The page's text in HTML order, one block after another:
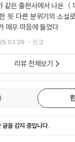
같은 출판사에서 나온
듯 다른 분위기의 소설
매우 마음에 들었다.
신고
리뷰 전체보기
글을 감지 중입니다.